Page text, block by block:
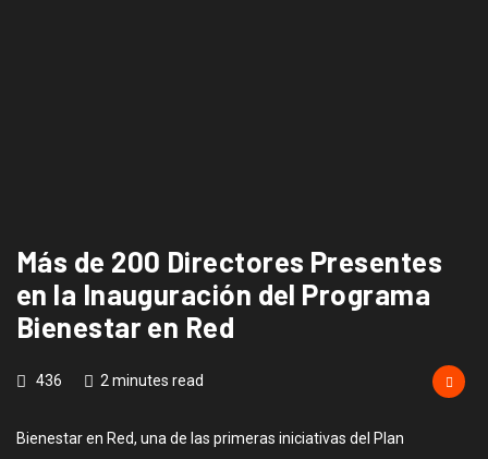
Más de 200 Directores Presentes
en la Inauguración del Programa
Bienestar en Red
436 2 minutes read
Bienestar en Red, una de las primeras iniciativas del Plan